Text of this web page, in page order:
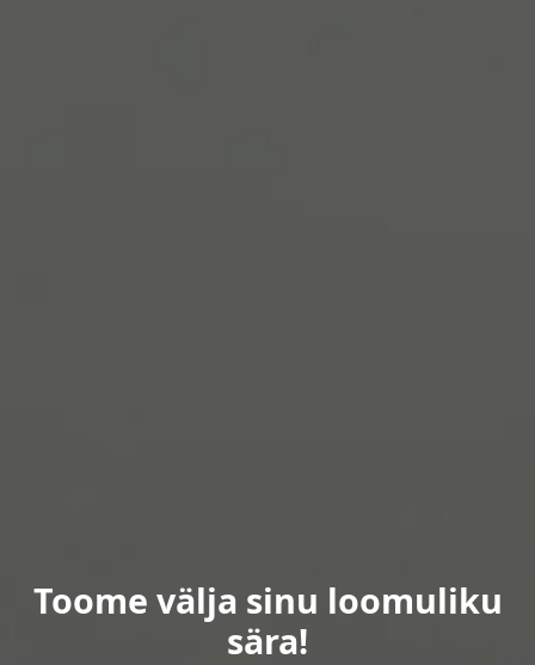
Toome välja sinu loomuliku
sära!